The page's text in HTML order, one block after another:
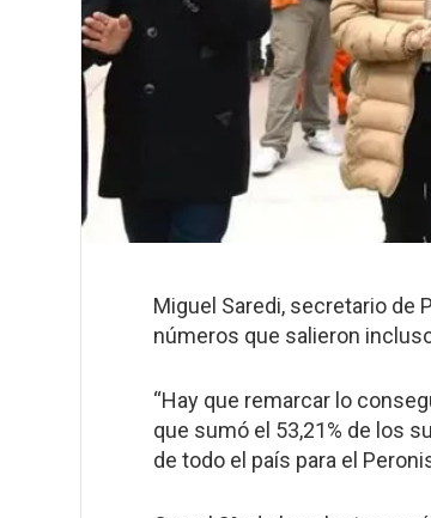
Miguel Saredi, secretario de
números que salieron
“Hay que remarcar lo
que sumó el 53,21% de los
de todo el país para el